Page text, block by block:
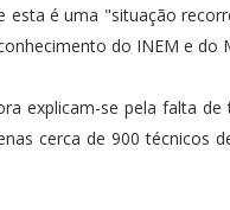
esta é uma "situação
do INEM e do
explicam-se pela falta
cerca de 900 técnicos